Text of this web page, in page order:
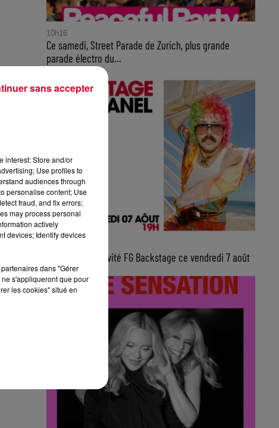
le
10h16
Ce samedi, Street Parade de Zurich, plus grande
parade électro du...
Julien Granel, invité FG Backstage ce vendredi 7 août
interest: Store and/or
Use profiles to
audiences through
personalise content; Use
fraud, and fix errors;
may process personal
actively
devices; Identify devices
dans "Gérer
s'appliqueront que pour
les cookies" situé en
sans accepter